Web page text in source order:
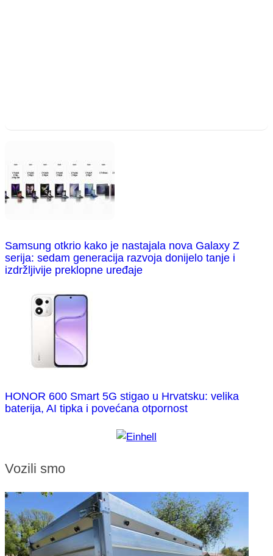
Samsung otkrio kako je nastajala nova Galaxy Z
serija: sedam generacija razvoja donijelo tanje i
izdržljivije preklopne uređaje
HONOR 600 Smart 5G stigao u Hrvatsku: velika
baterija, AI tipka i povećana otpornost
Vozili smo